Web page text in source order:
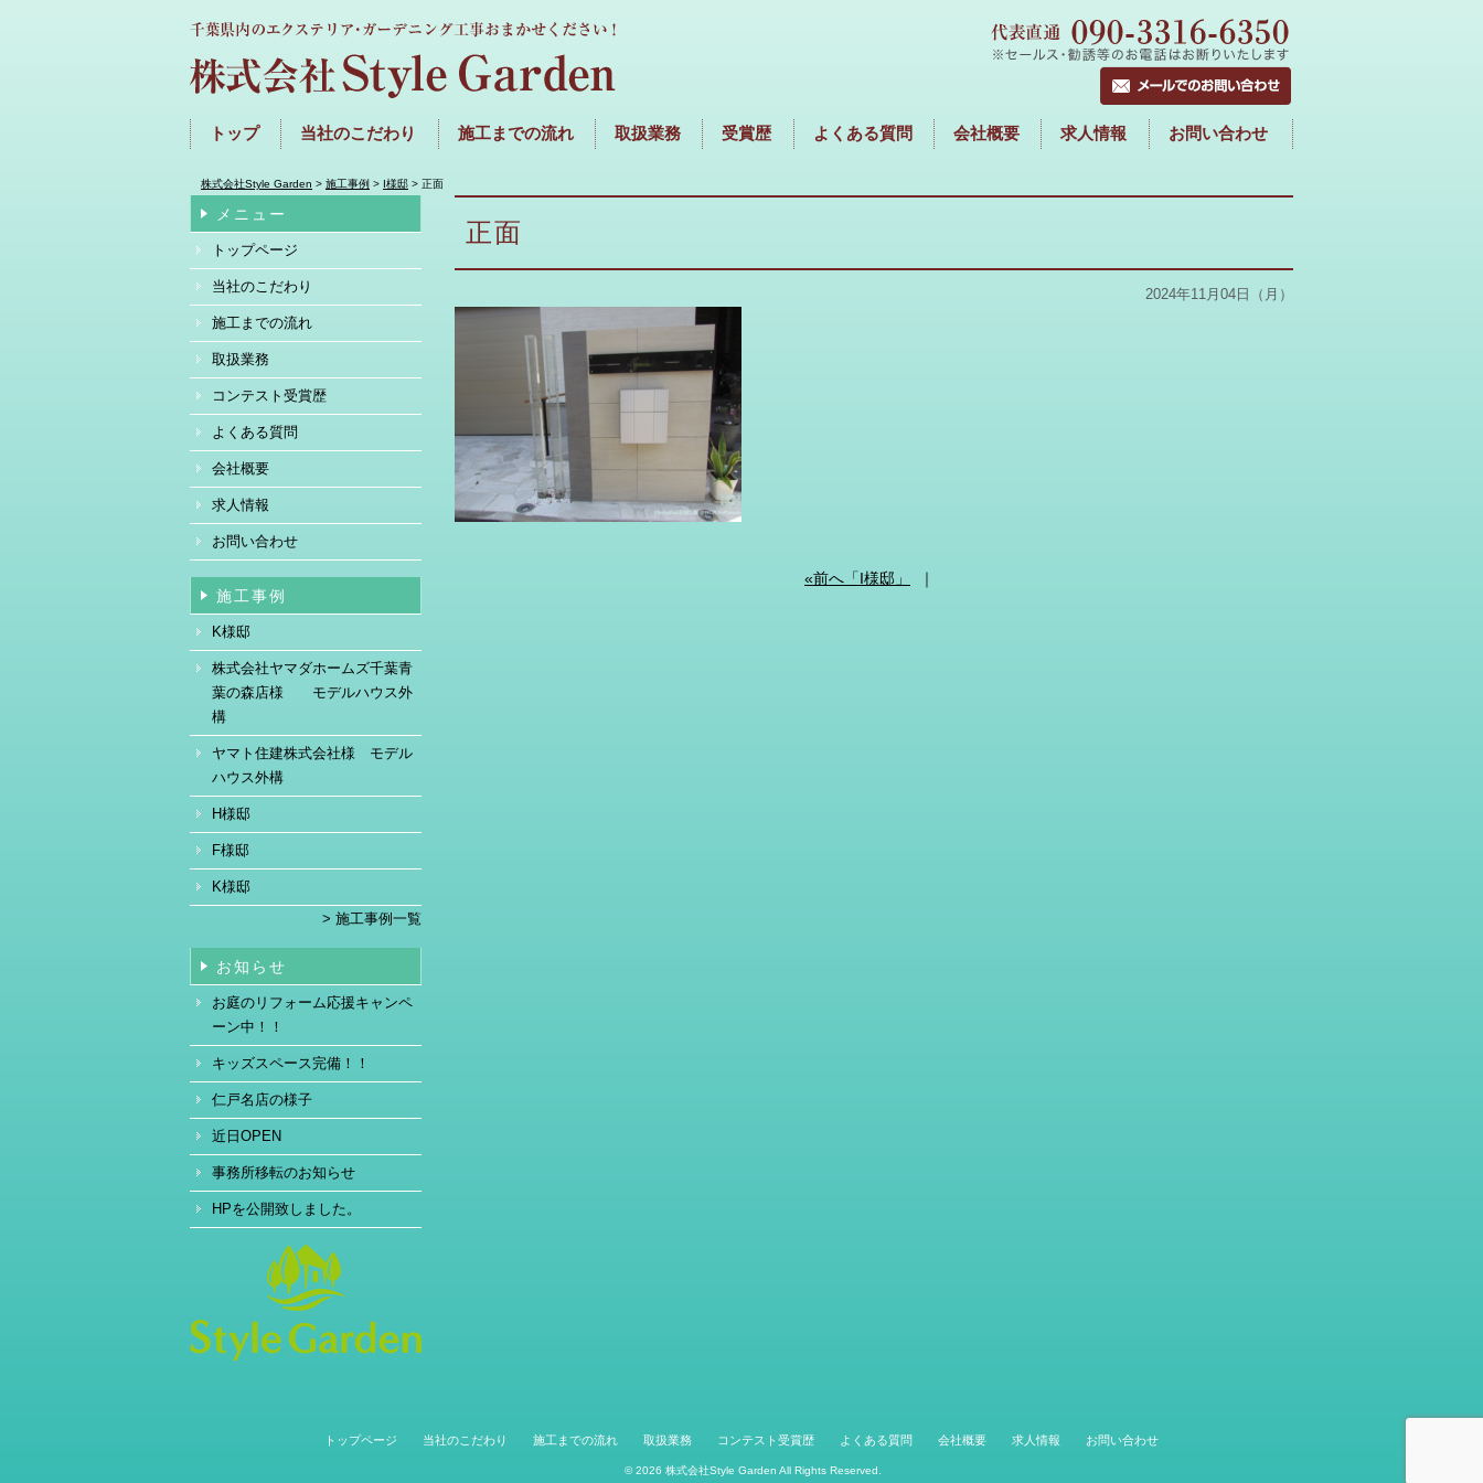
トップ 当社のこだわり 施工までの流れ 取扱業務 受賞歴 よくある質問 会社概要 求人情報 お問い合わせ
株式会社Style Garden > 施工事例 > I様邸 > 正面
正面
2024年11月04日（月）
«前へ「I様邸」 ｜
メニュー
トップページ
当社のこだわり
施工までの流れ
取扱業務
コンテスト受賞歴
よくある質問
会社概要
求人情報
お問い合わせ
施工事例
K様邸
株式会社ヤマダホームズ千葉青
葉の森店様 モデルハウス外
構
ヤマト住建株式会社様 モデル
ハウス外構
H様邸
F様邸
K様邸
> 施工事例一覧
お知らせ
お庭のリフォーム応援キャンペ
ーン中！！
キッズスペース完備！！
仁戸名店の様子
近日OPEN
事務所移転のお知らせ
HPを公開致しました。
トップページ 当社のこだわり 施工までの流れ 取扱業務 コンテスト受賞歴 よくある質問 会社概要 求人情報 お問い合わせ
© 2026 株式会社Style Garden All Rights Reserved.